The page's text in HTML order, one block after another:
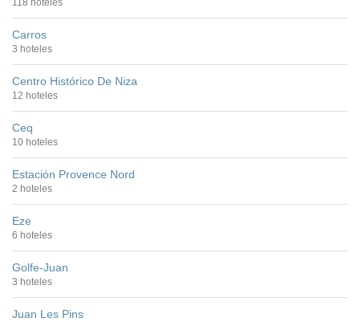
118 hoteles
Carros
3 hoteles
Centro Histórico De Niza
12 hoteles
Ceq
10 hoteles
Estación Provence Nord
2 hoteles
Eze
6 hoteles
Golfe-Juan
3 hoteles
Juan Les Pins